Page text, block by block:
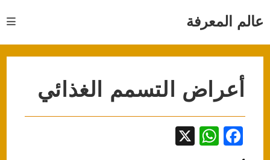
عالم المعرفة
أعراض التسمم الغذائي
F
W